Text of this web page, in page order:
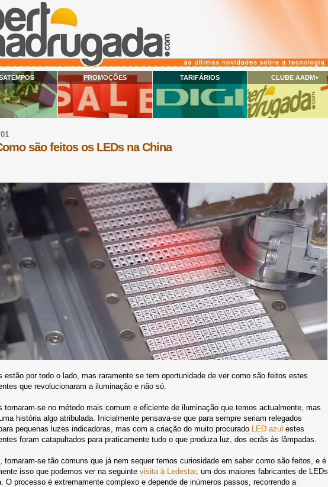
PROMOÇÕES TARIFÁRIOS CLUBE AADM+
são feitos os LEDs na China
estão por todo o lado, mas raramente se tem oportunidade de ver como são feitos estes
que revolucionaram a iluminação e não só.
tornaram-se no método mais comum e eficiente de iluminação que temos actualmente, mas
história algo atribulada. Inicialmente pensava-se que para sempre seriam relegados
pequenas luzes indicadoras, mas com a criação do muito procurado LED azul estes
foram catapultados para praticamente tudo o que produza luz, dos ecrãs às lâmpadas.
tornaram-se tão comuns que já nem sequer temos curiosidade em saber como são feitos, e é
isso que podemos ver na seguinte visita à Ledestar, um dos maiores fabricantes de LEDs
O processo é extremamente complexo e depende de inúmeros passos, recorrendo a